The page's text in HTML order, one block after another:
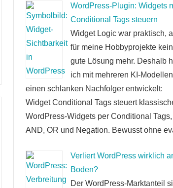
WordPress-Plugin: Widgets
Conditional Tags steuern
Widget Logic war praktisch,
für meine Hobbyprojekte
gute Lösung mehr. Deshalb
ich mit mehreren KI-Modellen
einen schlanken Nachfolger entwickelt:
Widget Conditional Tags steuert
WordPress-Widgets per Conditional Tags,
AND, OR und Negation. Bewusst ohne
Verliert WordPress wirklich
Boden?
Der WordPress-Marktanteil